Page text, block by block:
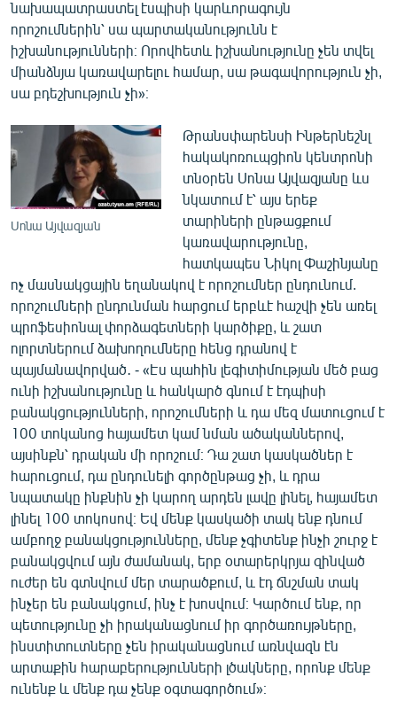
նախապատրաստել էսպիսի կարևորագույն
որոշումներին՝ սա պարտականությունն է
իշխանությունների։ Որովհետև իշխանությունը չեն տվել
միանձնյա կառավարելու համար, սա թագավորություն չի,
սա բդեշխություն չի»։
Սոնա Այվազյան
Թրանսփարենսի Ինթերնեշնլ
հակակոռուպցիոն կենտրոնի
տնօրեն Սոնա Այվազյանը ևս
նկատում է՝ այս երեք
տարիների ընթացքում
կառավարությունը,
հատկապես Նիկոլ Փաշինյանը
ոչ մասնակցային եղանակով է որոշումներ ընդունում.
որոշումների ընդունման հարցում երբևէ հաշվի չեն առել
պրոֆեսիոնալ փորձագետների կարծիքը, և շատ
ոլորտներում ձախողումները հենց դրանով է
պայմանավորված․ - «Էս պահին լեգիտիմության մեծ բաց
ունի իշխանությունը և հանկարծ գնում է էդպիսի
բանակցությունների, որոշումների և դա մեզ մատուցում է
100 տոկանոց հայամետ կամ նման ածականներով,
այսինքն՝ դրական մի որոշում։ Դա շատ կասկածներ է
հարուցում, դա ընդունելի գործընթաց չի, և դրա
նպատակը ինքնին չի կարող արդեն լավը լինել, հայամետ
լինել 100 տոկոսով։ Եվ մենք կասկածի տակ ենք դնում
ամբողջ բանակցությունները, մենք չգիտենք ինչի շուրջ է
բանակցվում այն ժամանակ, երբ օտարերկրյա զինված
ուժեր են գտնվում մեր տարածքում, և էդ ճնշման տակ
ինչեր են բանակցում, ինչ է խոսվում։ Կարծում ենք, որ
պետությունը չի իրականացնում իր գործառույթները,
ինստիտուտները չեն իրականացնում առնվազն էն
արտաքին հարաբերությունների լծակները, որոնք մենք
ունենք և մենք դա չենք օգտագործում»։